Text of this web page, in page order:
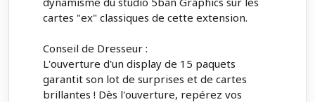
cartes "ex" classiques de cette extension.
Conseil de Dresseur :
L'ouverture d'un display de 15 paquets
garantit son lot de surprises et de cartes
brillantes ! Dès l'ouverture, repérez vos